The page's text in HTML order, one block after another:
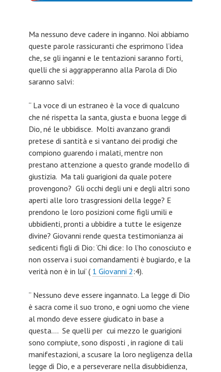
Ma nessuno deve cadere in inganno. Noi abbiamo
queste parole rassicuranti che esprimono l’idea
che, se gli inganni e le tentazioni saranno forti,
quelli che si aggrapperanno alla Parola di Dio
saranno salvi:
“ La voce di un estraneo è la voce di qualcuno
che né rispetta la santa, giusta e buona legge di
Dio, né le ubbidisce. Molti avanzano grandi
pretese di santità e si vantano dei prodigi che
compiono guarendo i malati, mentre non
prestano attenzione a questo grande modello di
giustizia. Ma tali guarigioni da quale potere
provengono? Gli occhi degli uni e degli altri sono
aperti alle loro trasgressioni della legge? E
prendono le loro posizioni come figli umili e
ubbidienti, pronti a ubbidire a tutte le esigenze
divine? Giovanni rende questa testimonianza ai
sedicenti figli di Dio: ‘Chi dice: Io l’ho conosciuto e
non osserva i suoi comandamenti è bugiardo, e la
verità non è in lui’ ( 1 Giovanni 2:4).
“ Nessuno deve essere ingannato. La legge di Dio
è sacra come il suo trono, e ogni uomo che viene
al mondo deve essere giudicato in base a
questa…. Se quelli per cui mezzo le guarigioni
sono compiute, sono disposti , in ragione di tali
manifestazioni, a scusare la loro negligenza della
legge di Dio, e a perseverare nella disubbidienza,